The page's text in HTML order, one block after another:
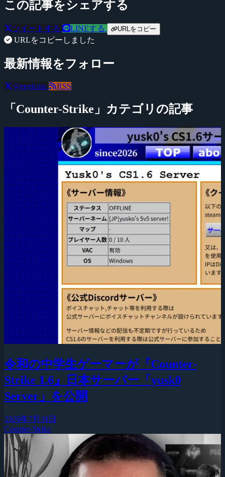
この記事をシェアする
ツイートする LINEする URLをコピー
URLをコピーしました
最新情報をフォロー
@negitaku RSS
「Counter-Strike」カテゴリの記事
令和の中学生ゲーマーが『Counter-
Strike 1.6』日本サーバー「yusk0
Server」を公開
2026年7月31日
Counter-Strike